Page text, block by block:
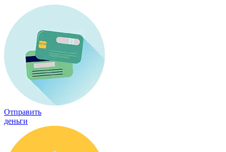
Отправить
деньги